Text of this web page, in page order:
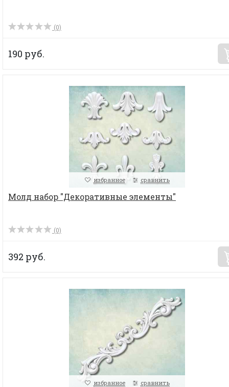
(0)
190 руб.
избранное сравнить
Молд набор "Декоративные элементы"
(0)
392 руб.
избранное сравнить